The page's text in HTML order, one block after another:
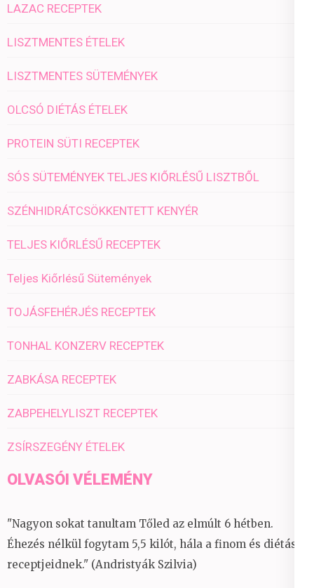
LAZAC RECEPTEK
LISZTMENTES ÉTELEK
LISZTMENTES SÜTEMÉNYEK
OLCSÓ DIÉTÁS ÉTELEK
PROTEIN SÜTI RECEPTEK
SÓS SÜTEMÉNYEK TELJES KIŐRLÉSŰ LISZTBŐL
SZÉNHIDRÁTCSÖKKENTETT KENYÉR
TELJES KIŐRLÉSŰ RECEPTEK
Teljes Kiőrlésű Sütemények
TOJÁSFEHÉRJÉS RECEPTEK
TONHAL KONZERV RECEPTEK
ZABKÁSA RECEPTEK
ZABPEHELYLISZT RECEPTEK
ZSÍRSZEGÉNY ÉTELEK
OLVASÓI VÉLEMÉNY
"Nagyon sokat tanultam Tőled az elmúlt 6 hétben.
Éhezés nélkül fogytam 5,5 kilót, hála a finom és diétás
receptjeidnek." (Andristyák Szilvia)